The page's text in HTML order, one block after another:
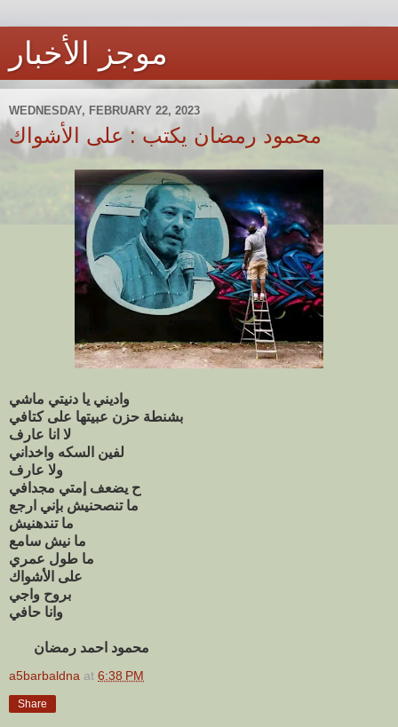
موجز الأخبار
WEDNESDAY, FEBRUARY 22, 2023
محمود رمضان يكتب : على الأشواك
واديني يا دنيتي ماشي
لا انا عارف
لفين السكه واخداني
ولا عارف
ح يضعف إمتي مجدافي
ما تنصحنيش بإني ارجع
ما تندهنيش
ما نيش سامع
ما طول عمري
على الأشواك
بروح واجي
وانا حافي
محمود احمد رمضان
a5barbaldna at 6:38 PM
Share